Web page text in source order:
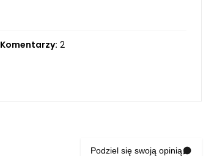
Komentarzy: 2
Podziel się swoją opinią